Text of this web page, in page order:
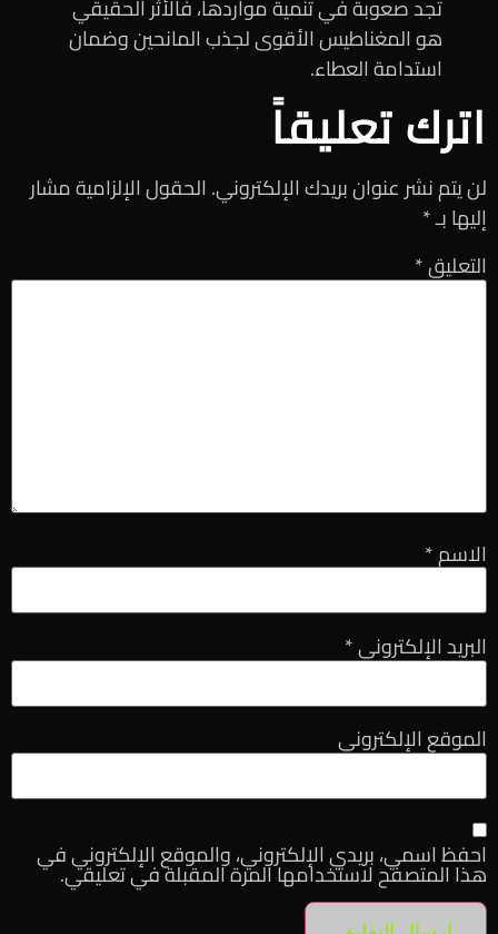
تجد صعوبة في تنمية مواردها، فالأثر الحقيقي
هو المغناطيس الأقوى لجذب المانحين وضمان
استدامة العطاء.
اترك تعليقاً
لن يتم نشر عنوان بريدك الإلكتروني. الحقول الإلزامية مشار
إليها بـ*
التعليق*
الاسم*
البريد الإلكتروني*
الموقع الإلكتروني
احفظ اسمي، بريدي الإلكتروني، والموقع الإلكتروني في
هذا المتصفح لاستخدامها المرة المقبلة في تعليقي.